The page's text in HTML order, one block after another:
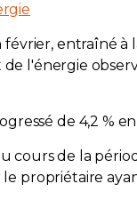
février, entraîné
l'énergie
de 4,2 %
cours de la
propriétaire